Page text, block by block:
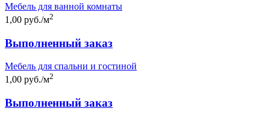
Мебель для ванной комнаты
1,00 руб./м2
Выполненный заказ
Мебель для спальни и гостиной
1,00 руб./м2
Выполненный заказ